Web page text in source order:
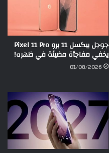
جوجل بيكسل 11 برو Pixel 11 Pro
يخفي مفاجأة مضيئة في ظهره!
01/08/2026